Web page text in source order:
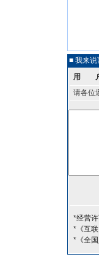
■ 我来说
用 户
请各位
*经营
*《互
*《全